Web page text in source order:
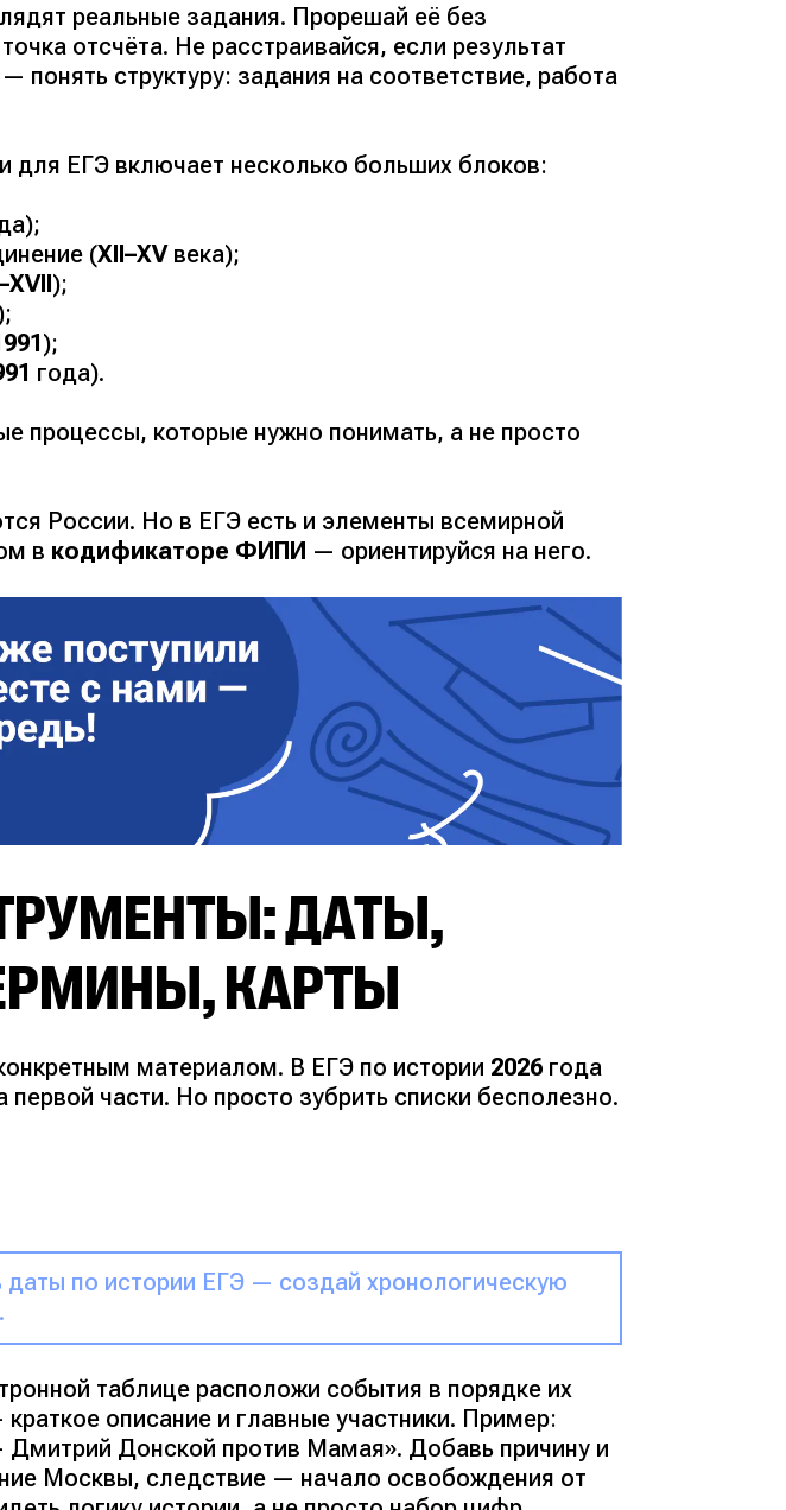
реальные задания. Прорешай её без
отсчёта. Не расстраивайся, если результат
структуру: задания на соответствие, работа
для ЕГЭ включает несколько больших блоков:
(XII–XVвека);
);
);
года).
процессы, которые нужно понимать, а не просто
России. Но в ЕГЭ есть и элементы всемирной
в кодификаторе ФИПИ — ориентируйся на него.
ДАТЫ,
КАРТЫ
материалом. В ЕГЭ по истории 2026 года
части. Но просто зубрить списки бесполезно.
даты по истории ЕГЭ — создай хронологическую
таблице расположи события в порядке их
описание и главные участники. Пример:
Дмитрий Донской против Мамая». Добавь причину и
Москвы, следствие — начало освобождения от